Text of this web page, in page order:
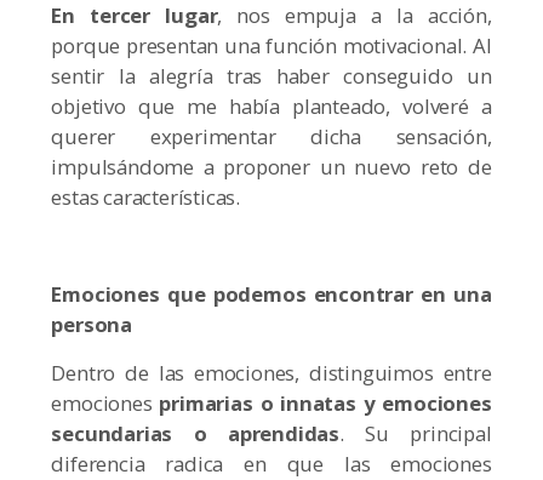
En tercer lugar, nos empuja a la acción,
porque presentan una función motivacional. Al
sentir la alegría tras haber conseguido un
objetivo que me había planteado, volveré a
querer experimentar dicha sensación,
impulsándome a proponer un nuevo reto de
estas características.
Emociones que podemos encontrar en una
persona
Dentro de las emociones, distinguimos entre
emociones primarias o innatas y emociones
secundarias o aprendidas. Su principal
diferencia radica en que las emociones